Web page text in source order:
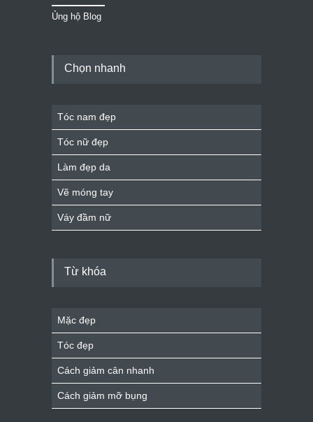
Ủng hộ Blog
Chọn nhanh
Tóc nam đẹp
Tóc nữ đẹp
Làm đẹp da
Vẽ móng tay
Váy đầm nữ
Từ khóa
Mặc đẹp
Tóc đẹp
Cách giảm cân nhanh
Cách giảm mỡ bụng